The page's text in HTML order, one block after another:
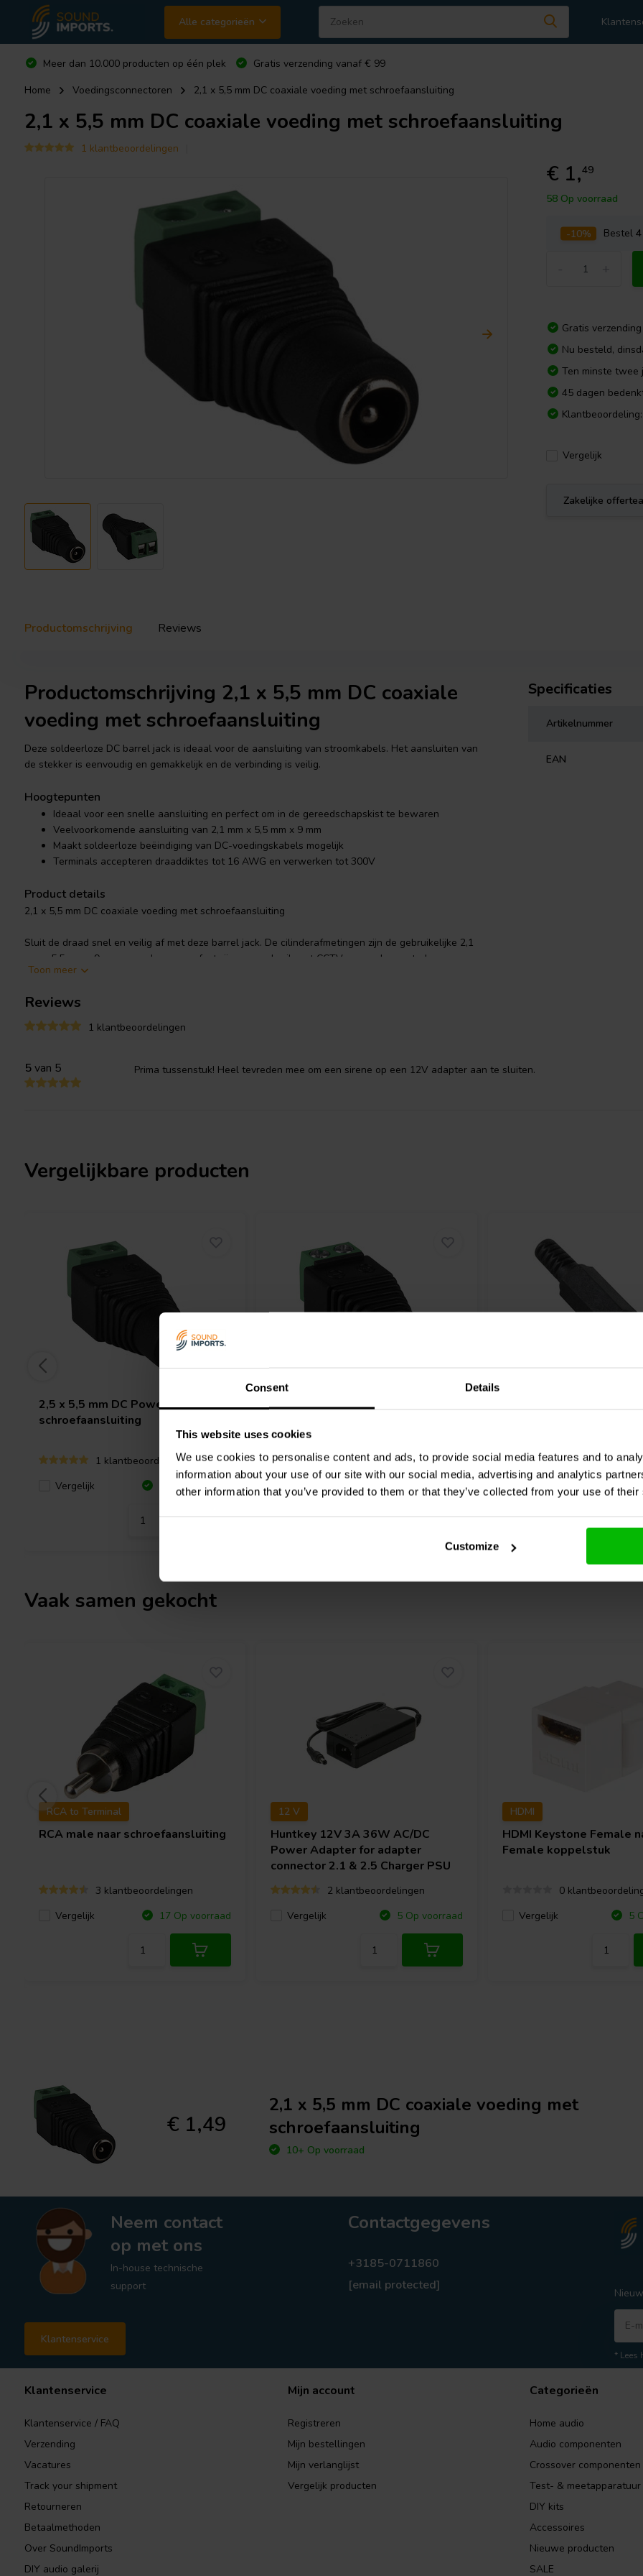
Consent Details
This website uses cookies
We use cookies to personalise content and ads, to provide social media features and to
information about your use of our site with our social media, advertising and analytics
other information that you’ve provided to them or that they’ve collected from your use of
Customize
Alle categorieën
Meer dan 10.000 producten op één plek
Gratis verzending vanaf € 99
Home
Voedingsconnectoren 2,1 x 5,5 mm DC coaxiale voeding met schroefaansluiting
2,1 x 5,5 mm DC coaxiale voeding met schroefaansluiting
1 klantbeoordelingen
€ 1,49
58 Op voorraad
-10% Bestel4
Gratis
Nu besteld,
Ten minste twee
45 dagen
Klantbeoordeling:
Vergelijk
Zakelijke
Productomschrijving Reviews
Productomschrijving 2,1 x 5,5 mm DC coaxiale
voeding met schroefaansluiting
Deze soldeerloze DC barrel jack is ideaal voor de aansluiting van stroomkabels. Het aansluiten van
de stekker is eenvoudig en gemakkelijk en de verbinding is veilig.
Hoogtepunten
Ideaal voor een snelle aansluiting en perfect om in de gereedschapskist te bewaren
Veelvoorkomende aansluiting van 2,1 mm x 5,5 mm x 9 mm
Maakt soldeerloze beëindiging van DC-voedingskabels mogelijk
Terminals accepteren draaddiktes tot 16 AWG en verwerken tot 300V
Product details
2,1 x 5,5 mm DC coaxiale voeding met schroefaansluiting
Sluit de draad snel en veilig af met deze barrel jack. De cilinderafmetingen zijn de gebruikelijke 2,1
mm x 5,5 mm x 9 mm, waardoor ze perfect zijn voor gebruik met CCTV-camera's, versterkers en
projecten.
Let op:Dit is geen voeding of omvormer. Zorg ervoor dat u de juiste voeding aansluit op het
apparaat.
Toon meer
Specificaties
Artikelnummer
EAN
Reviews
1 klantbeoordelingen
5van 5 Prima tussenstuk! Heel tevreden mee om een sirene op een 12V adapter aan te sluiten.
Vergelijkbare producten
2,5 x 5,5 mm DC Power Jack naar
schroefaansluiting
1 klantbeoordelingen
Vergelijk
12 Op voorraad
2,1 x 5,5 mm DC coaxiale plug
0 klantbeoordelingen
Vergelijk
6 Op voorraad
0
Vergelijk
9
Vaak samen gekocht
RCA to Terminal
RCA male naar schroefaansluiting
3 klantbeoordelingen
Vergelijk
17 Op voorraad
12 V
Huntkey 12V 3A 36W AC/DC
Power Adapter for adapter
connector 2.1 & 2.5 Charger PSU
2 klantbeoordelingen
Vergelijk
5 Op voorraad
HDMI
HDMI Keystone Female
Female koppelstuk
0
Vergelijk
5
€ 1,49
2,1 x 5,5 mm DC coaxiale voeding met
schroefaansluiting
10+ Op voorraad
Neem contact
op met ons
In-house technische
support
Klantenservice
Contactgegevens
+3185-0711860
[email protected]
* Lees
Klantenservice
Klantenservice / FAQ
Verzending
Vacatures
Track your shipment
Retourneren
Betaalmethoden
Over SoundImports
DIY audio galerij
Mijn account
Registreren
Mijn bestellingen
Mijn verlanglijst
Vergelijk producten
Categorieën
Home audio
Audio componenten
Crossover componenten
Test- & meetapparatuur
DIY kits
Accessoires
Nieuwe producten
SALE